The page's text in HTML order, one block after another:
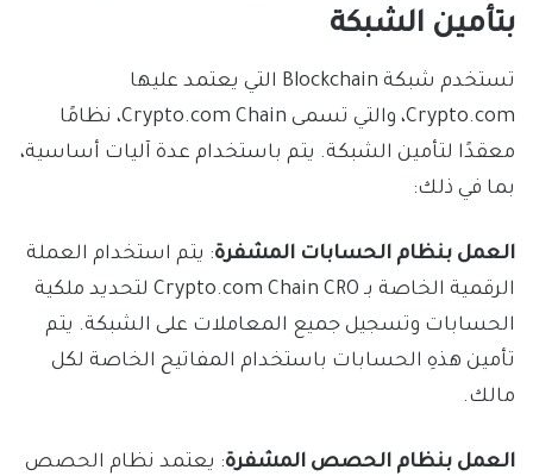
بتأمين الشبكة
تستخدم شبكة Blockchain التي يعتمد عليها
Crypto.com، والتي تسمى Crypto.com Chain، نظامًا
معقدًا لتأمين الشبكة. يتم باستخدام عدة آليات أساسية،
بما في ذلك:
العمل بنظام الحسابات المشفرة: يتم استخدام العملة
الرقمية الخاصة بـ Crypto.com Chain CRO لتحديد ملكية
الحسابات وتسجيل جميع المعاملات على الشبكة. يتم
تأمين هذهِ الحسابات باستخدام المفاتيح الخاصة لكل
مالك.
العمل بنظام الحصص المشفرة: يعتمد نظام الحصص